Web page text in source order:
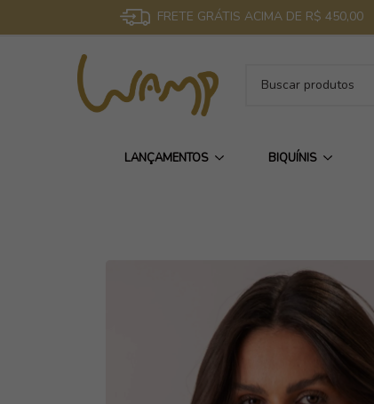
FRETE GRÁTIS ACIMA DE R$ 450,00
LANÇAMENTOS BIQUÍNIS